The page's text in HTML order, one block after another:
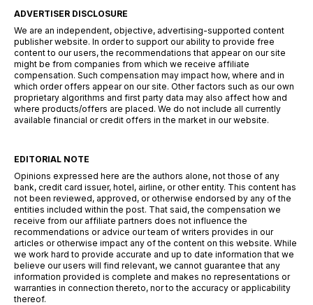
ADVERTISER DISCLOSURE
We are an independent, objective, advertising-supported content
publisher website. In order to support our ability to provide free
content to our users, the recommendations that appear on our site
might be from companies from which we receive affiliate
compensation. Such compensation may impact how, where and in
which order offers appear on our site. Other factors such as our own
proprietary algorithms and first party data may also affect how and
where products/offers are placed. We do not include all currently
available financial or credit offers in the market in our website.
EDITORIAL NOTE
Opinions expressed here are the authors alone, not those of any
bank, credit card issuer, hotel, airline, or other entity. This content has
not been reviewed, approved, or otherwise endorsed by any of the
entities included within the post. That said, the compensation we
receive from our affiliate partners does not influence the
recommendations or advice our team of writers provides in our
articles or otherwise impact any of the content on this website. While
we work hard to provide accurate and up to date information that we
believe our users will find relevant, we cannot guarantee that any
information provided is complete and makes no representations or
warranties in connection thereto, nor to the accuracy or applicability
thereof.